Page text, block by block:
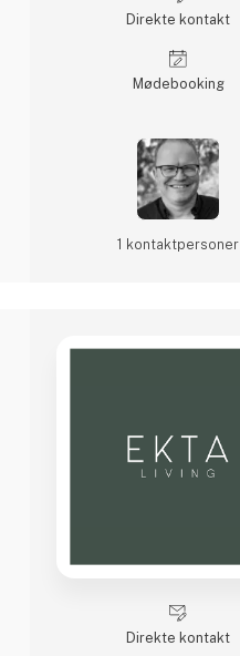
Direkte kontakt
Møde­booking
1 kontakt­personer
Direkte kontakt